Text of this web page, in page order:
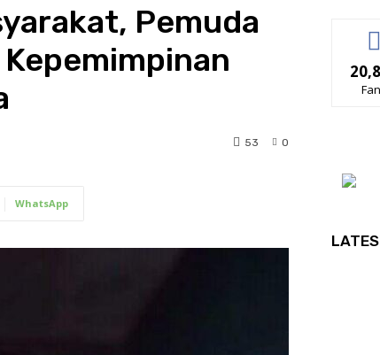
Pemuda
0
53
WhatsApp